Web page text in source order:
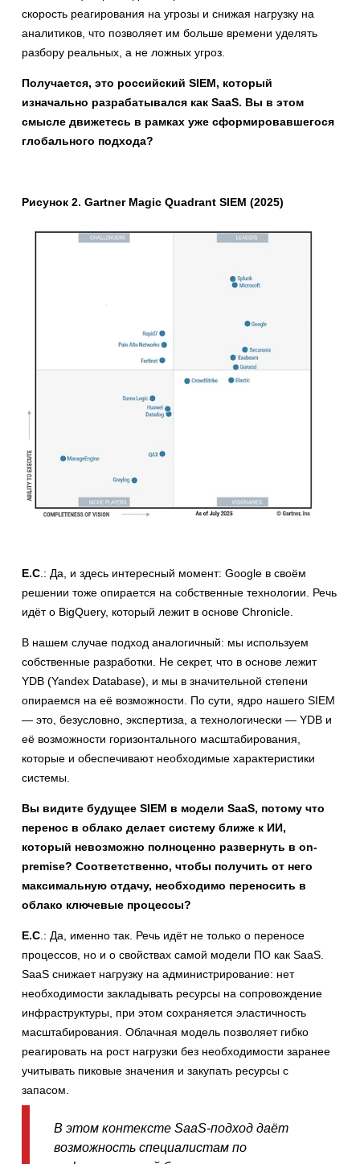
скорость реагирования на угрозы и снижая нагрузку на
аналитиков, что позволяет им больше времени уделять
разбору реальных, а не ложных угроз.
Получается, это российский SIEM, который
изначально разрабатывался как SaaS. Вы в этом
смысле движетесь в рамках уже сформировавшегося
глобального подхода?
Рисунок 2. Gartner Magic Quadrant SIEM (2025)
Е.С .: Да, и здесь интересный момент: Google в своём
решении тоже опирается на собственные технологии. Речь
идёт о BigQuery, который лежит в основе Chronicle.
В нашем случае подход аналогичный: мы используем
собственные разработки. Не секрет, что в основе лежит
YDB (Yandex Database), и мы в значительной степени
опираемся на её возможности. По сути, ядро нашего SIEM
— это, безусловно, экспертиза, а технологически — YDB и
её возможности горизонтального масштабирования,
которые и обеспечивают необходимые характеристики
системы.
Вы видите будущее SIEM в модели SaaS, потому что
перенос в облако делает систему ближе к ИИ,
который невозможно полноценно развернуть в on-
premise? Соответственно, чтобы получить от него
максимальную отдачу, необходимо переносить в
облако ключевые процессы?
Е.С .: Да, именно так. Речь идёт не только о переносе
процессов, но и о свойствах самой модели ПО как SaaS.
SaaS снижает нагрузку на администрирование: нет
необходимости закладывать ресурсы на сопровождение
инфраструктуры, при этом сохраняется эластичность
масштабирования. Облачная модель позволяет гибко
реагировать на рост нагрузки без необходимости заранее
учитывать пиковые значения и закупать ресурсы с
запасом.
В этом контексте SaaS-подход даёт
возможность специалистам по